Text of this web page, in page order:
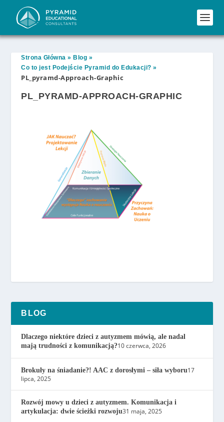
Strona Główna » Blog »
Co to jest Podejście Pyramid do Edukacji? »
PL_pyramd-Approach-Graphic
PL_PYRAMD-APPROACH-GRAPHIC
BLOG
Dlaczego niektóre dzieci z autyzmem mówią, ale nadal
mają trudności z komunikacją?10 czerwca, 2026
Brokuły na śniadanie?! AAC z dorosłymi – siła wyboru17
lipca, 2025
Rozwój mowy u dzieci z autyzmem. Komunikacja i
artykulacja: dwie ścieżki rozwoju31 maja, 2025